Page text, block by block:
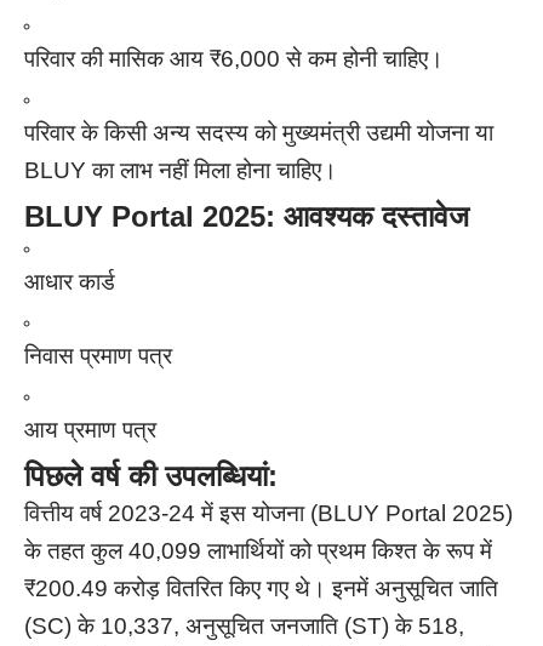
परिवार की मासिक आय ₹6,000 से कम होनी चाहिए।
परिवार के किसी अन्य सदस्य को मुख्यमंत्री उद्यमी योजना या
BLUY का लाभ नहीं मिला होना चाहिए।
BLUY Portal 2025: आवश्यक दस्तावेज
आधार कार्ड
निवास प्रमाण पत्र
आय प्रमाण पत्र
पिछले वर्ष की उपलब्धियां:
वित्तीय वर्ष 2023-24 में इस योजना (BLUY Portal 2025)
के तहत कुल 40,099 लाभार्थियों को प्रथम किश्त के रूप में
₹200.49 करोड़ वितरित किए गए थे। इनमें अनुसूचित जाति
(SC) के 10,337, अनुसूचित जनजाति (ST) के 518,